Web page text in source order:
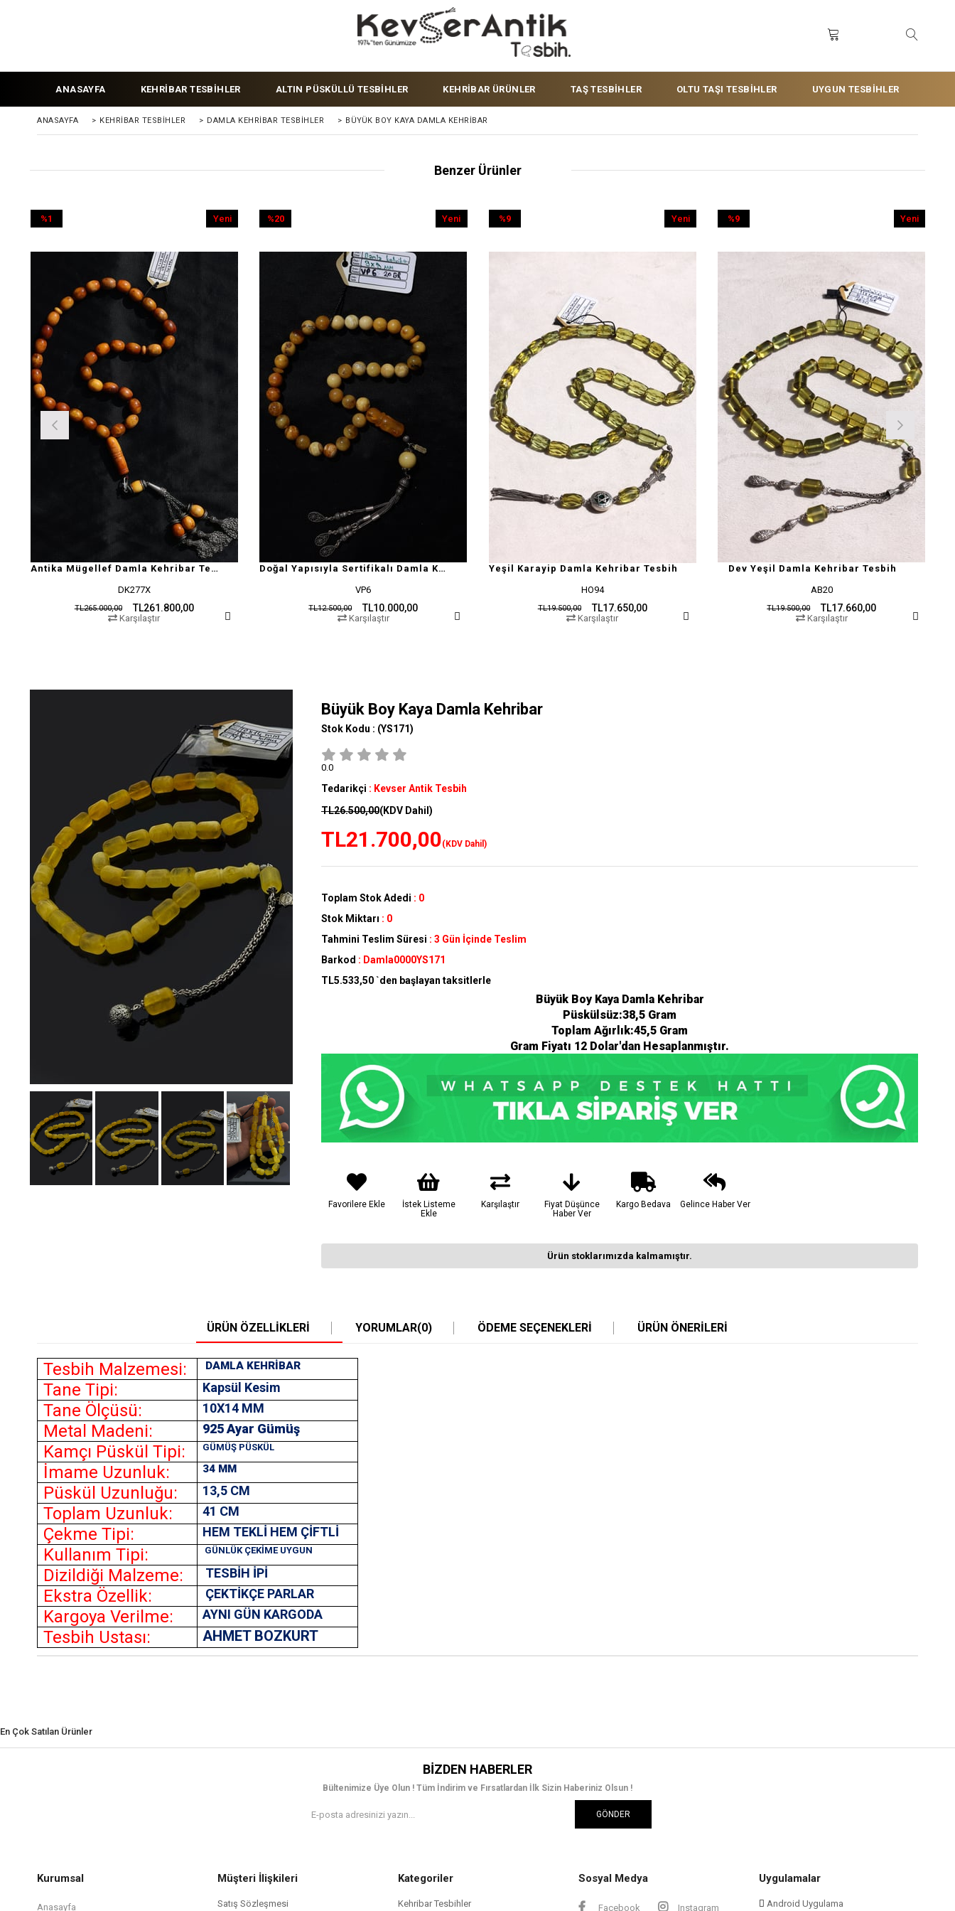
ANASAYFA KEHRİBAR TESBİHLER ALTIN PÜSKÜLLÜ TESBİHLER KEHRİBAR ÜRÜNLER TAŞ TESBİHLER OLTU TAŞI TESBİHLER UYGUN TESBİHLER
ANASAYFA > KEHRIBAR TESBIHLER > DAMLA KEHRİBAR TESBİHLER > BÜYÜK BOY KAYA DAMLA KEHRIBAR
Benzer Ürünler
Antika Mügellef Damla Kehribar Tesbih
DK277X
TL261.800,00
TL265.000,00
%1
%1İndirim
Yeni
Karşılaştır
Doğal Yapısıyla Sertifikalı Damla Kehribar Tesbih
VP6
TL10.000,00
TL12.500,00
%20
%20İndirim
Yeni
Karşılaştır
Yeşil Karayip Damla Kehribar Tesbih
HO94
TL17.650,00
TL19.500,00
%9
%9İndirim
Yeni
Karşılaştır
Dev Yeşil Damla Kehribar Tesbih
AB20
TL17.660,00
TL19.500,00
%9
%9İndirim
Yeni
Karşılaştır
Büyük Boy Kaya Damla Kehribar
Stok Kodu : (YS171)
0.0
Tedarikçi : Kevser Antik Tesbih
TL26.500,00(KDV Dahil)
TL21.700,00(KDV Dahil)
Toplam Stok Adedi : 0
Stok Miktarı : 0
Tahmini Teslim Süresi : 3 Gün İçinde Teslim
Barkod : Damla0000YS171
TL5.533,50`den başlayan taksitlerle
Büyük Boy Kaya Damla Kehribar
Püskülsüz:38,5 Gram
Toplam Ağırlık:45,5 Gram
Gram Fiyatı 12 Dolar'dan Hesaplanmıştır.
Favorilere Ekle
İstek Listeme
Ekle
Karşılaştır
Fiyat Düşünce
Haber Ver
Kargo Bedava Gelince Haber Ver
Ürün stoklarımızda kalmamıştır.
ÜRÜN ÖZELLIKLERI YORUMLAR(0) ÖDEME SEÇENEKLERI ÜRÜN ÖNERILERI
Tesbih Malzemesi: DAMLA KEHRİBAR
Tane Tipi: Kapsül Kesim
Tane Ölçüsü: 10X14 MM
Metal Madeni: 925 Ayar Gümüş
Kamçı Püskül Tipi: GÜMÜŞ PÜSKÜL
İmame Uzunluk: 34 MM
Püskül Uzunluğu: 13,5 CM
Toplam Uzunluk: 41 CM
Çekme Tipi: HEM TEKLİ HEM ÇİFTLİ
Kullanım Tipi: GÜNLÜK ÇEKİME UYGUN
Dizildiği Malzeme: TESBİH İPİ
Ekstra Özellik: ÇEKTİKÇE PARLAR
Kargoya Verilme: AYNI GÜN KARGODA
Tesbih Ustası: AHMET BOZKURT
En Çok Satılan Ürünler
BIZDEN HABERLER
Bültenimize Üye Olun ! Tüm İndirim ve Fırsatlardan İlk Sizin Haberiniz Olsun !
GÖNDER
Kurumsal
Anasayfa
Müşteri İlişkileri
Satış Sözleşmesi
Kategoriler
Kehribar Tesbihler
Sosyal Medya
Facebook Instagram
Uygulamalar
Android Uygulama